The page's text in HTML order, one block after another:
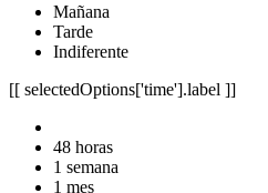
Mañana
Tarde
Indiferente
[[ selectedOptions['time'].label ]]
48 horas
1 semana
1 mes